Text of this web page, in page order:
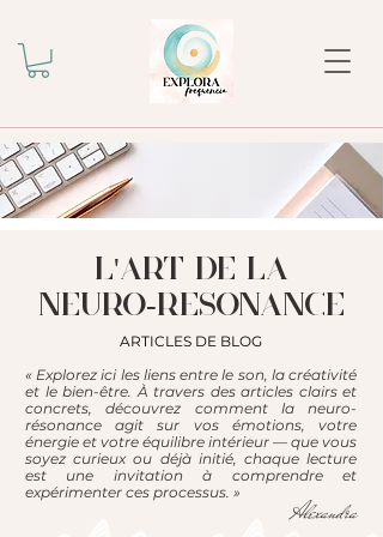
l'ART DE LA
NEURO-RESONANCE
ARTICLES DE BLOG
« Explorez ici les liens entre le son, la créativité
et le bien-être. À travers des articles clairs et
concrets, découvrez comment la neuro-
résonance agit sur vos émotions, votre
énergie et votre équilibre intérieur — que vous
soyez curieux ou déjà initié, chaque lecture
est une invitation à comprendre et
expérimenter ces processus. »
Alexandra